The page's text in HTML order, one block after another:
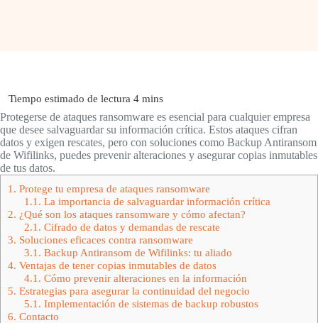
Protegerse de ataques ransomware es esencial para cualquier empresa
que desee salvaguardar su información crítica. Estos ataques cifran
datos y exigen rescates, pero con soluciones como Backup Antiransom
de Wifilinks, puedes prevenir alteraciones y asegurar copias inmutables
de tus datos.
1. Protege tu empresa de ataques ransomware
1.1. La importancia de salvaguardar información crítica
2. ¿Qué son los ataques ransomware y cómo afectan?
2.1. Cifrado de datos y demandas de rescate
3. Soluciones eficaces contra ransomware
3.1. Backup Antiransom de Wifilinks: tu aliado
4. Ventajas de tener copias inmutables de datos
4.1. Cómo prevenir alteraciones en la información
5. Estrategias para asegurar la continuidad del negocio
5.1. Implementación de sistemas de backup robustos
6. Contacto